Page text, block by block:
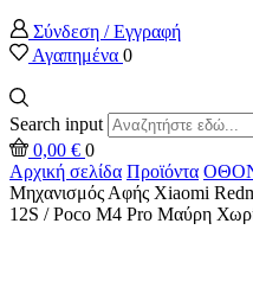
Σύνδεση / Εγγραφή
Αγαπημένα 0
Search input
0,00 € 0
Αρχική σελίδα Προϊόντα
Μηχανισμός Αφής Xiaomi
12S / Poco M4 Pro Μαύρη